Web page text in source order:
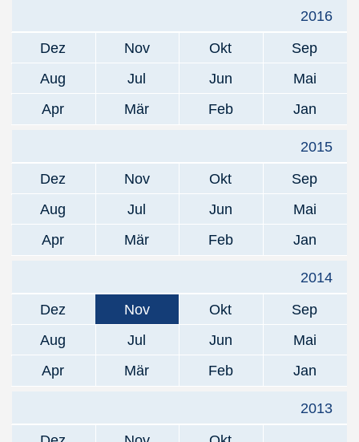
2016
Dez
Nov Okt
Sep
Aug
Jul Jun
Mai
Apr
Mär Feb Jan
2015
Dez
Nov Okt
Sep
Aug
Jul Jun
Mai
Apr
Mär Feb Jan
2014
Dez
Nov Okt
Sep
Aug
Jul Jun
Mai
Apr
Mär Feb Jan
2013